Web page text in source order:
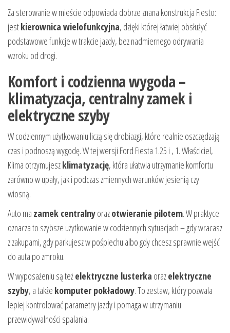
Za sterowanie w mieście odpowiada dobrze znana konstrukcja Fiesto:
jestkierownica wielofunkcyjna, dzięki której łatwiej obsłużyć
podstawowe funkcje w trakcie jazdy, bez nadmiernego odrywania
wzroku od drogi.
Komfort i codzienna wygoda –
klimatyzacja, centralny zamek i
elektryczne szyby
W codziennym użytkowaniu liczą się drobiazgi, które realnie oszczędzają
czas i podnoszą wygodę. W tej wersji Ford Fiesta 1.25 i , 1. Właściciel,
Klima otrzymujeszklimatyzację, która ułatwia utrzymanie komfortu
zarówno w upały, jak i podczas zmiennych warunków jesienią czy
wiosną.
Auto ma zamek centralnyorazotwieranie pilotem. W praktyce
oznacza to szybsze użytkowanie w codziennych sytuacjach – gdy wracasz
z zakupami, gdy parkujesz w pośpiechu albo gdy chcesz sprawnie wejść
do auta po zmroku.
W wyposażeniu są też elektryczne lusterka orazelektryczne
szyby, a także komputer pokładowy. To zestaw, który pozwala
lepiej kontrolować parametry jazdy i pomaga w utrzymaniu
przewidywalności spalania.